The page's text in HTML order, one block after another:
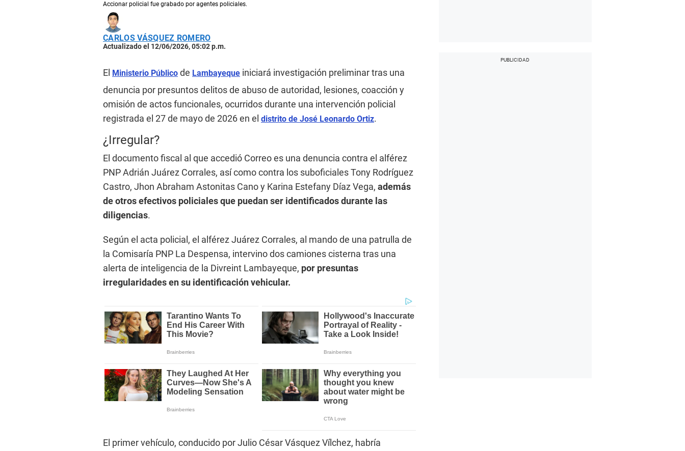
Accionar policial fue grabado por agentes policiales.
CARLOS VÁSQUEZ ROMERO
Actualizado el 12/06/2026, 05:02 p.m.
El Ministerio Público de Lambayeque iniciará investigación preliminar tras una
denuncia por presuntos delitos de abuso de autoridad, lesiones, coacción y
omisión de actos funcionales, ocurridos durante una intervención policial
registrada el 27 de mayo de 2026 en el distrito de José Leonardo Ortiz.
¿Irregular?
El documento fiscal al que accedió Correo es una denuncia contra el alférez
PNP Adrián Juárez Corrales, así como contra los suboficiales Tony Rodríguez
Castro, Jhon Abraham Astonitas Cano y Karina Estefany Díaz Vega, además
de otros efectivos policiales que puedan ser identificados durante las
diligencias.
Según el acta policial, el alférez Juárez Corrales, al mando de una patrulla de
la Comisaría PNP La Despensa, intervino dos camiones cisterna tras una
alerta de inteligencia de la Divreint Lambayeque, por presuntas
irregularidades en su identificación vehicular.
El primer vehículo, conducido por Julio César Vásquez Vílchez, habría